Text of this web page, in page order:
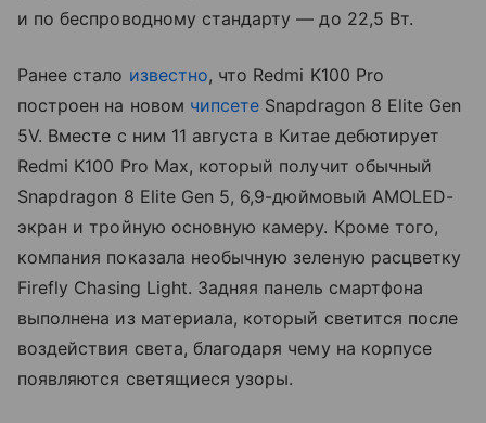
и по беспроводному стандарту — до 22,5 Вт.
Ранее стало известно, что Redmi K100 Pro
построен на новом чипсете Snapdragon 8 Elite Gen
5V. Вместе с ним 11 августа в Китае дебютирует
Redmi K100 Pro Max, который получит обычный
Snapdragon 8 Elite Gen 5, 6,9-дюймовый AMOLED-
экран и тройную основную камеру. Кроме того,
компания показала необычную зеленую расцветку
Firefly Chasing Light. Задняя панель смартфона
выполнена из материала, который светится после
воздействия света, благодаря чему на корпусе
появляются светящиеся узоры.